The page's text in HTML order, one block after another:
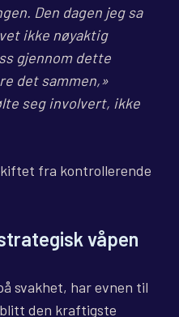
Den dagen jeg sa
ikke nøyaktig
gjennom dette
det sammen,»
seg involvert, ikke
fra kontrollerende
våpen
svakhet, har evnen til
den kraftigste